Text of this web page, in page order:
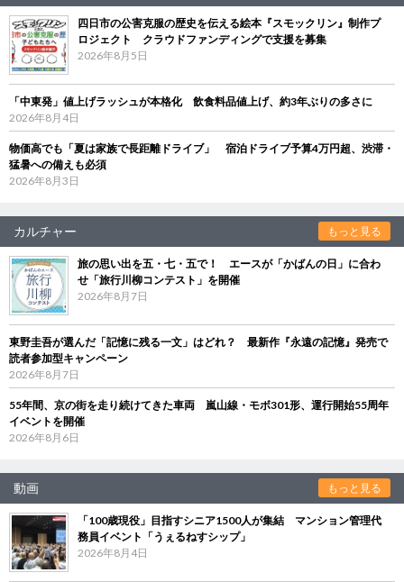
四日市の公害克服の歴史を伝える絵本『スモックリン』制作プ
ロジェクト クラウドファンディングで支援を募集
2026年8月5日
「中東発」値上げラッシュが本格化 飲食料品値上げ、約3年ぶりの多さに
2026年8月4日
物価高でも「夏は家族で長距離ドライブ」 宿泊ドライブ予算4万円超、渋滞・
猛暑への備えも必須
2026年8月3日
カルチャー もっと見る
旅の思い出を五・七・五で！ エースが「かばんの日」に合わ
せ「旅行川柳コンテスト」を開催
2026年8月7日
東野圭吾が選んだ「記憶に残る一文」はどれ？ 最新作『永遠の記憶』発売で
読者参加型キャンペーン
2026年8月7日
55年間、京の街を走り続けてきた車両 嵐山線・モボ301形、運行開始55周年
イベントを開催
2026年8月6日
動画 もっと見る
「100歳現役」目指すシニア1500人が集結 マンション管理代
務員イベント「うぇるねすシップ」
2026年8月4日